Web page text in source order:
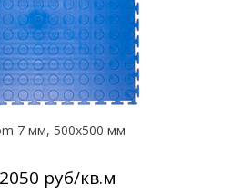
7 мм, 500х500 мм
2050 руб/кв.м